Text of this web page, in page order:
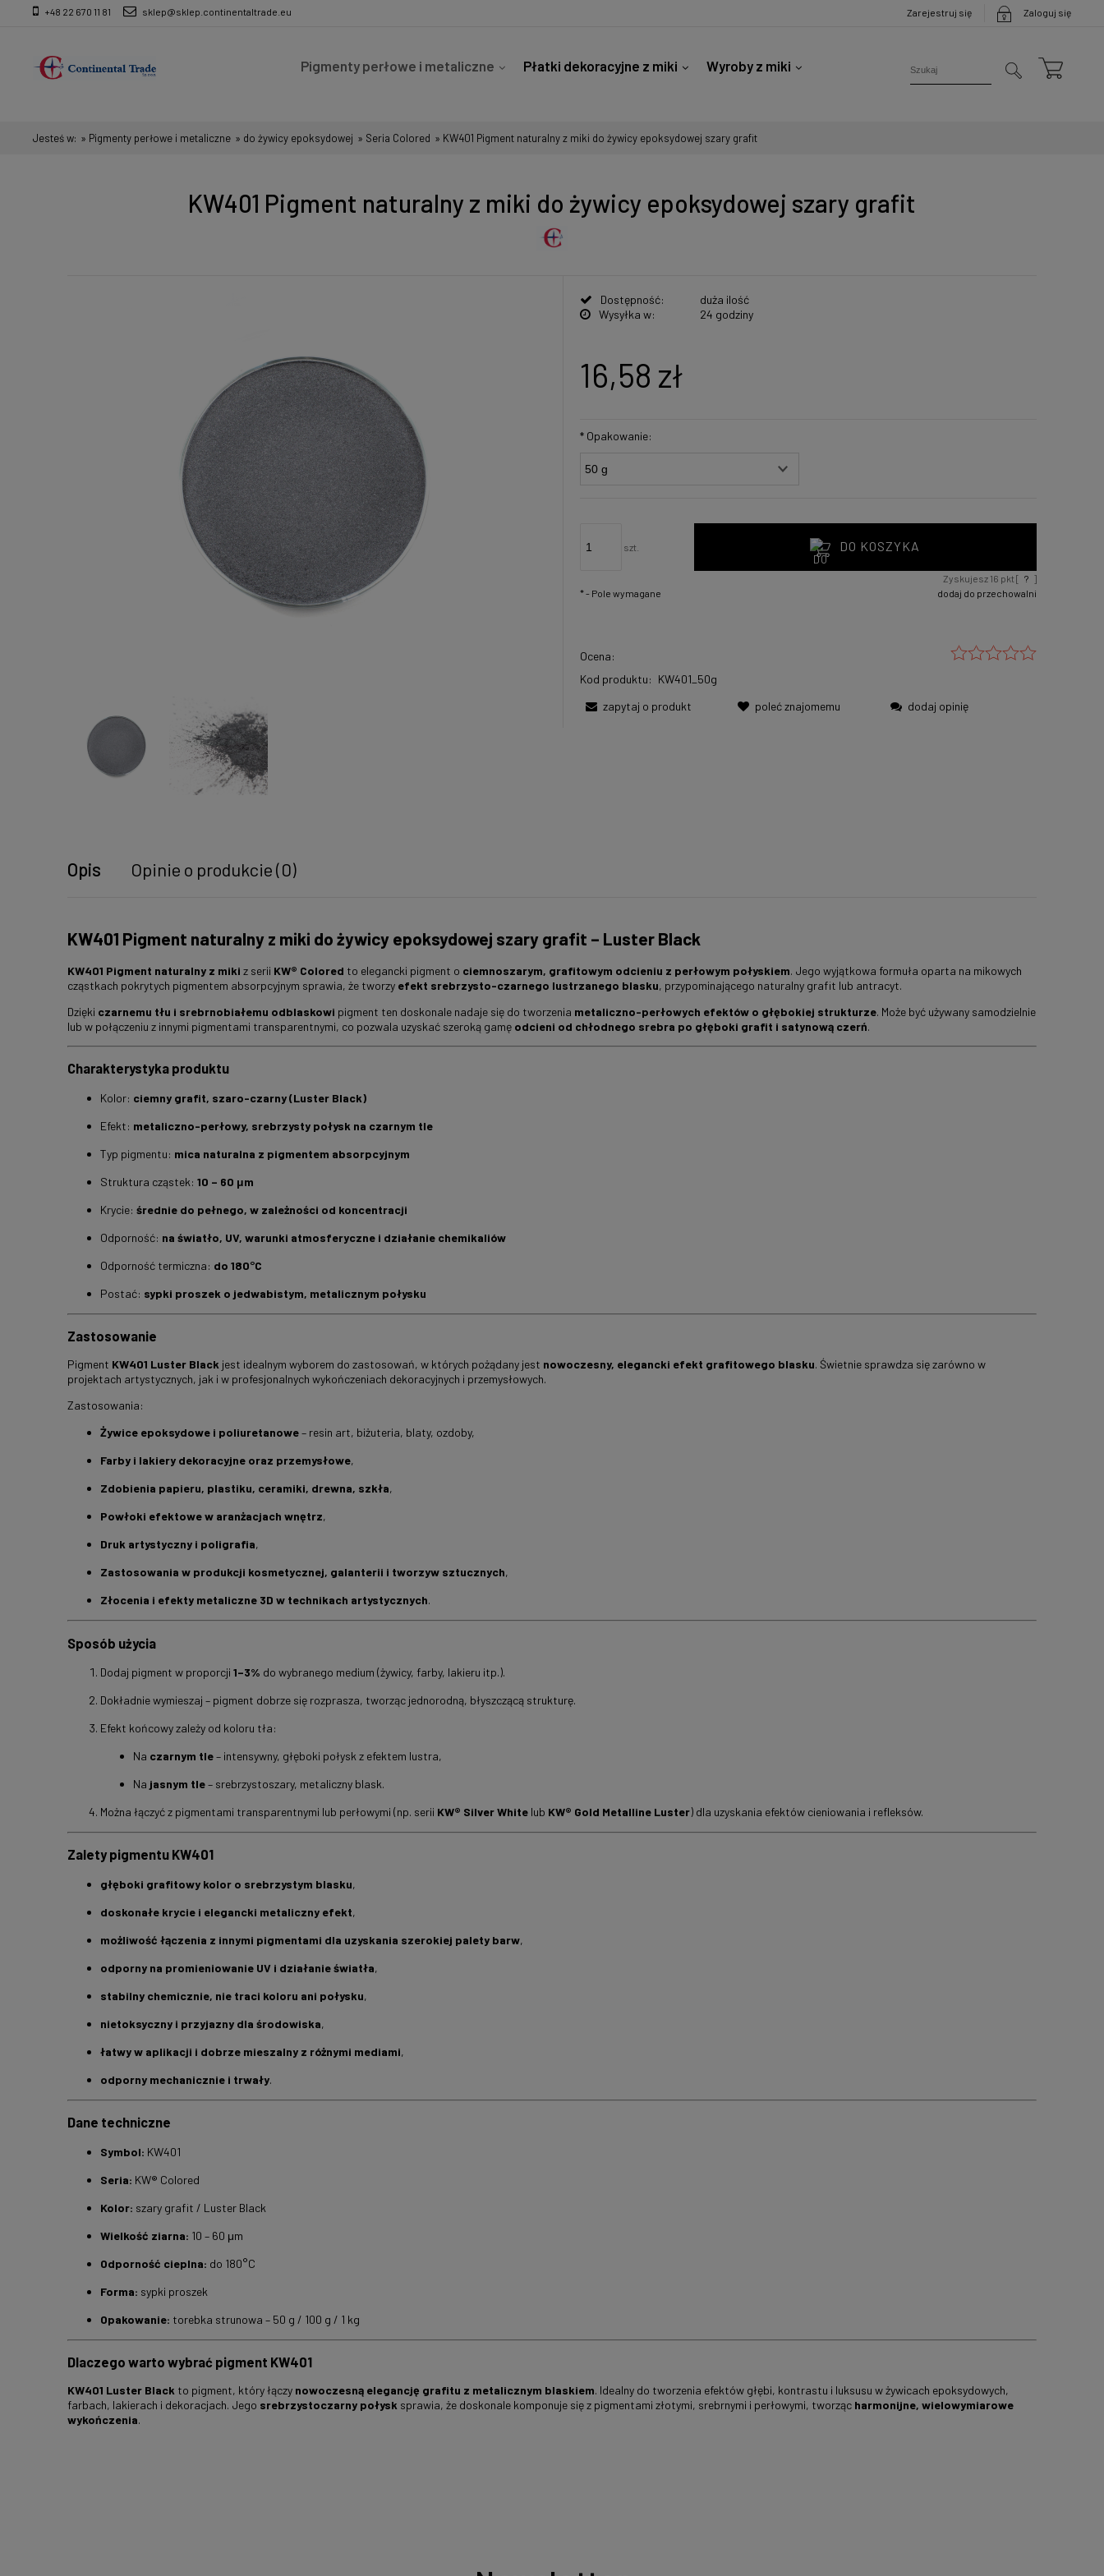
Zarejestruj się Zaloguj się
+48 22 670 11 81 sklep@sklep.continentaltrade.eu
Pigmenty perłowe i metaliczne Płatki dekoracyjne z miki
Wyroby z miki
Jesteś w: » Pigmenty perłowe i metaliczne » do żywicy epoksydowej » Seria Colored » KW401 Pigment naturalny z miki do żywicy epoksydowej szary grafit
KW401 Pigment naturalny z miki do żywicy epoksydowej szary grafit
Dostępność:
duża ilość
Wysyłka w:
24 godziny
16,58 zł
*Opakowanie:
szt. DO KOSZYKA
Zyskujesz 16 pkt [ ? ]
dodaj do przechowalni
*- Pole wymagane
Ocena:
Kod produktu: KW401_50g
zapytaj o produkt
poleć znajomemu dodaj opinię
Opis Opinie o produkcie (0)
KW401 Pigment naturalny z miki do żywicy epoksydowej szary grafit – Luster Black
KW401 Pigment naturalny z miki z serii KW® Colored to elegancki pigment o ciemnoszarym, grafitowym odcieniu z perłowym połyskiem. Jego wyjątkowa formuła oparta na mikowych
cząstkach pokrytych pigmentem absorpcyjnym sprawia, że tworzy efekt srebrzysto-czarnego lustrzanego blasku, przypominającego naturalny grafit lub antracyt.
Dzięki czarnemu tłu i srebrnobiałemu odblaskowi pigment ten doskonale nadaje się do tworzenia metaliczno-perłowych efektów o głębokiej strukturze. Może być używany samodzielnie
lub w połączeniu z innymi pigmentami transparentnymi, co pozwala uzyskać szeroką gamę odcieni od chłodnego srebra po głęboki grafit i satynową czerń.
Charakterystyka produktu
Kolor: ciemny grafit, szaro-czarny (Luster Black)
Efekt: metaliczno-perłowy, srebrzysty połysk na czarnym tle
Typ pigmentu: mica naturalna z pigmentem absorpcyjnym
Struktura cząstek: 10 – 60 μm
Krycie: średnie do pełnego, w zależności od koncentracji
Odporność: na światło, UV, warunki atmosferyczne i działanie chemikaliów
Odporność termiczna: do 180°C
Postać: sypki proszek o jedwabistym, metalicznym połysku
Zastosowanie
Pigment KW401 Luster Black jest idealnym wyborem do zastosowań, w których pożądany jest nowoczesny, elegancki efekt grafitowego blasku. Świetnie sprawdza się zarówno w
projektach artystycznych, jak i w profesjonalnych wykończeniach dekoracyjnych i przemysłowych.
Zastosowania:
Żywice epoksydowe i poliuretanowe– resin art, biżuteria, blaty, ozdoby,
Farby i lakiery dekoracyjne oraz przemysłowe,
Zdobienia papieru, plastiku, ceramiki, drewna, szkła,
Powłoki efektowe w aranżacjach wnętrz,
Druk artystyczny i poligrafia,
Zastosowania w produkcji kosmetycznej, galanterii i tworzyw sztucznych,
Złocenia i efekty metaliczne 3D w technikach artystycznych.
Sposób użycia
Dodaj pigment w proporcji 1–3% do wybranego medium (żywicy, farby, lakieru itp.).
Dokładnie wymieszaj – pigment dobrze się rozprasza, tworząc jednorodną, błyszczącą strukturę.
Efekt końcowy zależy od koloru tła:
Na czarnym tle– intensywny, głęboki połysk z efektem lustra,
Na jasnym tle– srebrzystoszary, metaliczny blask.
Można łączyć z pigmentami transparentnymi lub perłowymi (np. serii KW® Silver White lub KW® Gold Metalline Luster) dla uzyskania efektów cieniowania i refleksów.
Zalety pigmentu KW401
głęboki grafitowy kolor o srebrzystym blasku,
doskonałe krycie i elegancki metaliczny efekt,
możliwość łączenia z innymi pigmentami dla uzyskania szerokiej palety barw,
odporny na promieniowanie UV i działanie światła,
stabilny chemicznie, nie traci koloru ani połysku,
nietoksyczny i przyjazny dla środowiska,
łatwy w aplikacji i dobrze mieszalny z różnymi mediami,
odporny mechanicznie i trwały.
Dane techniczne
Symbol: KW401
Seria: KW® Colored
Kolor: szary grafit / Luster Black
Wielkość ziarna: 10 – 60 μm
Odporność cieplna: do 180°C
Forma: sypki proszek
Opakowanie: torebka strunowa – 50 g / 100 g / 1 kg
Dlaczego warto wybrać pigment KW401
KW401 Luster Black to pigment, który łączy nowoczesną elegancję grafitu z metalicznym blaskiem. Idealny do tworzenia efektów głębi, kontrastu i luksusu w żywicach epoksydowych,
farbach, lakierach i dekoracjach. Jego srebrzystoczarny połysk sprawia, że doskonale komponuje się z pigmentami złotymi, srebrnymi i perłowymi, tworząc harmonijne, wielowymiarowe
wykończenia.